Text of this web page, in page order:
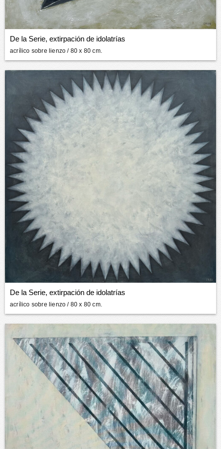
De la Serie, extirpación de idolatrías
acrílico sobre lienzo / 80 x 80 cm.
De la Serie, extirpación de idolatrías
acrílico sobre lienzo / 80 x 80 cm.